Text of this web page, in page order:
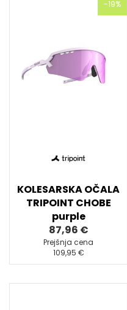
-19%
KOLESARSKA OČALA
TRIPOINT CHOBE
purple
87,96 €
Prejšnja cena
109,95 €